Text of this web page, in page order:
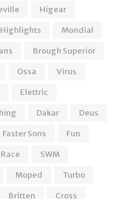
Higear
Highlights
Mondial
Brough Superior
Ossa
Virus
Elettric
Dakar
Deus
Faster Sons
Fun
SWM
Moped
Turbo
Britten
Cross